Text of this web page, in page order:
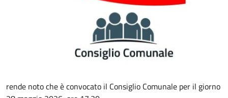
rende noto che è convocato il Consiglio Comunale per il giorno